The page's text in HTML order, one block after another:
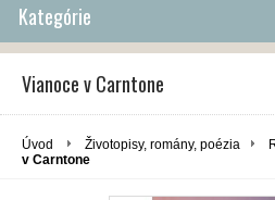
Kategórie
Vianoce v Carntone
Úvod Životopisy, romány, poézia
v Carntone